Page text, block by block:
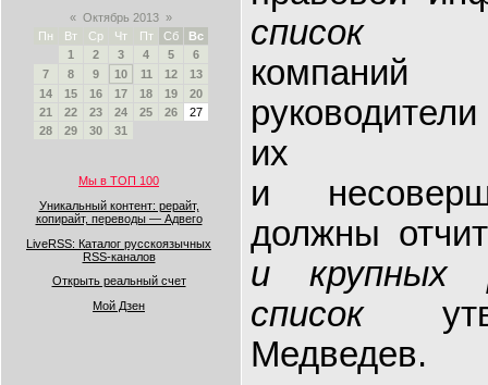
« Октябрь 2013 »
Пн
Вт Ср Чт Пт Сб
Вс
1
2 3 4 5
6
7
8 9 10 11 12
13
14
15 16 17 18 19
20
21
22 23 24 25 26
27
28
29 30 31
Мы в ТОП 100
Уникальный контент: рерайт,
копирайт, переводы — Адвего
LiveRSS: Каталог русскоязычных
RSS-каналов
Открыть реальный счет
Мой Дзен
список
компаний
их
и
должны
и крупных
список
Медведев.